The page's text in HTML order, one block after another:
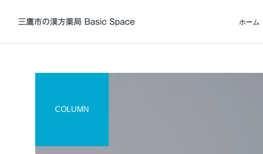
ホーム
東洋医学（漢方）は術か学
COLUMN